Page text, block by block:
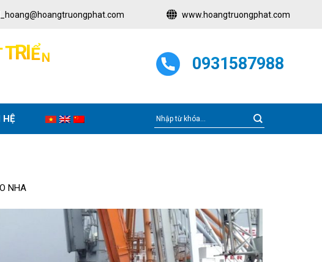
www.hoangtruongphat.com
T RIỂN 0931587988
HỆ
NHA